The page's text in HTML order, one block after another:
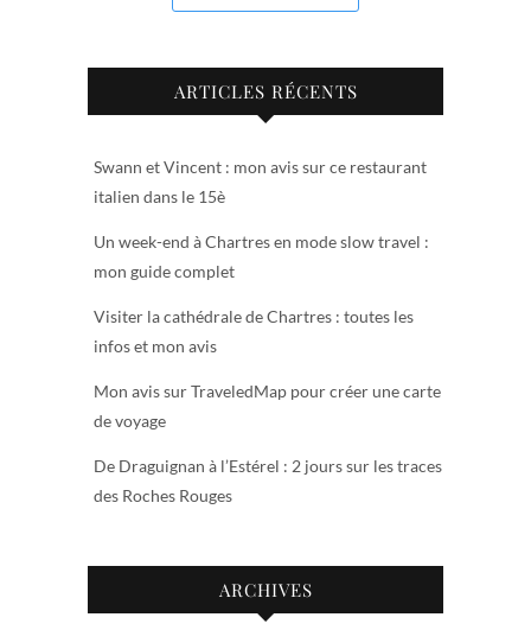
ARTICLES RÉCENTS
Swann et Vincent : mon avis sur ce restaurant
italien dans le 15è
Un week-end à Chartres en mode slow travel :
mon guide complet
Visiter la cathédrale de Chartres : toutes les
infos et mon avis
Mon avis sur TraveledMap pour créer une carte
de voyage
De Draguignan à l’Estérel : 2 jours sur les traces
des Roches Rouges
ARCHIVES